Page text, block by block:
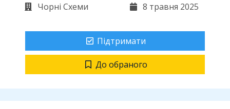
Чорні Схеми 8 травня 2025
Підтримати
До обраного